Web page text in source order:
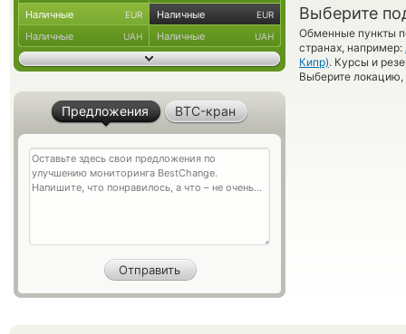
Выберите
Обменные пункты
странах, например:
Кипр). Курсы и
Выберите локацию,
Наличные EUR Наличные EUR
Наличные UAH Наличные UAH
Предложения BTC-кран